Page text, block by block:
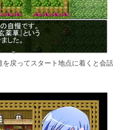
戻ってスタート地点に着くと会話